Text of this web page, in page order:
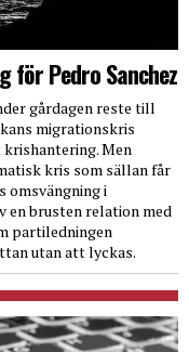
för Pedro Sanchez
gårdagen reste till
migrationskris
Men
kris som sällan får
omsvängning i
en brusten relation med
partiledningen
utan att lyckas.